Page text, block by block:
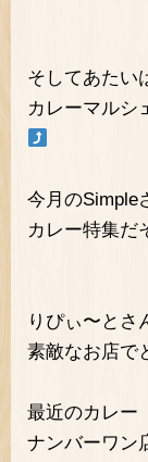
そしてあたい
カレーマルシ
今月のSimple
カレー特集だ
りぴぃ〜とさ
素敵なお店で
最近のカレー
ナンバーワン